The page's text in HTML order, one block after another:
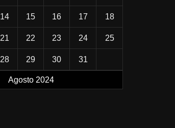
Agosto 2024
14 15 16 17 18
21 22 23 24 25
28 29 30 31